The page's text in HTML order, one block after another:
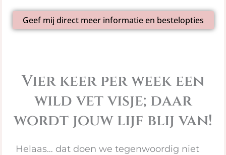
Geef mij direct meer informatie en bestelopties
Vier keer per week een
wild vet visje; daar
wordt jouw lijf blij van!
Helaas… dat doen we tegenwoordig niet